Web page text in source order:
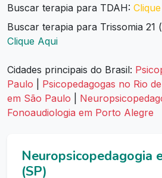
Buscar terapia para TDAH:
Buscar terapia para Trissomia 21
Clique Aqui
Cidades principais do Brasil:
Paulo
Psicopedagogas no Rio
em São Paulo
Fonoaudiologia em Porto Alegre
Neuropsicopedagogia
(SP)